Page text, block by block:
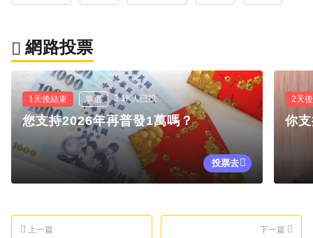
網路投票
1天後結束 單選 3.1K人已投
您支持2026年再普發1萬嗎？
投票去
2天
你
上一篇 下一篇